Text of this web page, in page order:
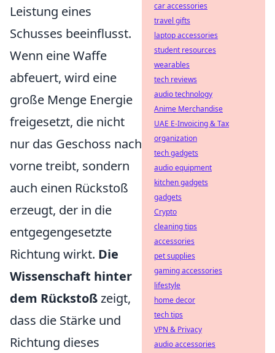
Leistung eines
Schusses beeinflusst.
Wenn eine Waffe
abfeuert, wird eine
große Menge Energie
freigesetzt, die nicht
nur das Geschoss nach
vorne treibt, sondern
auch einen Rückstoß
erzeugt, der in die
entgegengesetzte
Richtung wirkt. Die
Wissenschaft hinter
dem Rückstoßzeigt,
dass die Stärke und
Richtung dieses
car accessories
travel gifts
laptop accessories
student resources
wearables
tech reviews
audio technology
Anime Merchandise
UAE E-Invoicing & Tax
organization
tech gadgets
audio equipment
kitchen gadgets
gadgets
Crypto
cleaning tips
accessories
pet supplies
gaming accessories
lifestyle
home decor
tech tips
VPN & Privacy
audio accessories